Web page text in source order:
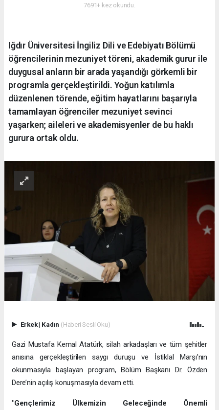
7691+ kez okundu.
Iğdır Üniversitesi İngiliz Dili ve Edebiyatı Bölümü
öğrencilerinin mezuniyet töreni, akademik gurur ile
duygusal anların bir arada yaşandığı görkemli bir
programla gerçekleştirildi. Yoğun katılımla
düzenlenen törende, eğitim hayatlarını başarıyla
tamamlayan öğrenciler mezuniyet sevinci
yaşarken; aileleri ve akademisyenler de bu haklı
gurura ortak oldu.
Erkek| Kadın (Haberi Sesli Oku)
Gazi Mustafa Kemal Atatürk, silah arkadaşları ve tüm şehitler
anısına gerçekleştirilen saygı duruşu ve İstiklal Marşı'nın
okunmasıyla başlayan program, Bölüm Başkanı Dr. Özden
Dere’nin açılış konuşmasıyla devam etti.
"Gençlerimiz Ülkemizin Geleceğinde Önemli